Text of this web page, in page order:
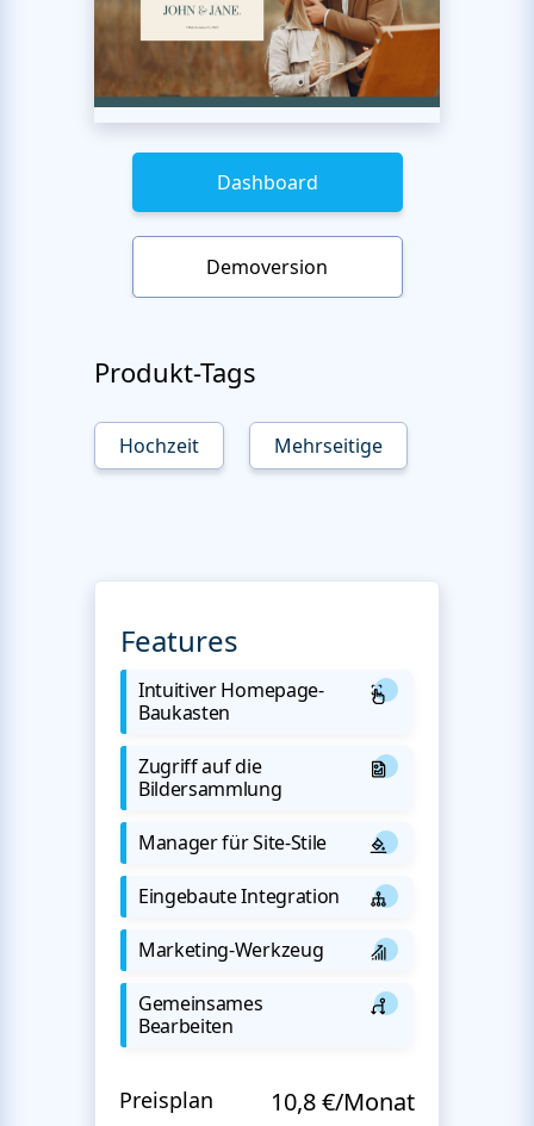
Dashboard
Demoversion
Produkt-Tags
Hochzeit Mehrseitige
Features
Intuitiver Homepage-
Baukasten
Zugriff auf die
Bildersammlung
Manager für Site-Stile
Eingebaute Integration
Marketing-Werkzeug
Gemeinsames
Bearbeiten
Preisplan 10,8 €/Monat